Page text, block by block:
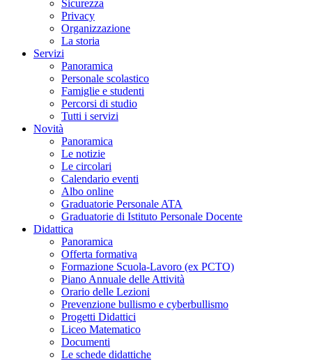
Sicurezza
Privacy
Organizzazione
La storia
Servizi
Panoramica
Personale scolastico
Famiglie e studenti
Percorsi di studio
Tutti i servizi
Novità
Panoramica
Le notizie
Le circolari
Calendario eventi
Albo online
Graduatorie Personale ATA
Graduatorie di Istituto Personale Docente
Didattica
Panoramica
Offerta formativa
Formazione Scuola-Lavoro (ex PCTO)
Piano Annuale delle Attività
Orario delle Lezioni
Prevenzione bullismo e cyberbullismo
Progetti Didattici
Liceo Matematico
Documenti
Le schede didattiche